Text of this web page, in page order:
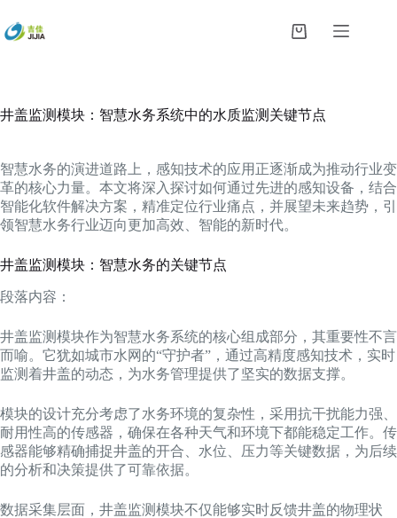
过
内
购
井盖监测模块：智慧水务系统中的水质监测关键节点
智慧水务的演进道路上，感知技术的应用正逐渐成为推动行业变
革的核心力量。本文将深入探讨如何通过先进的感知设备，结合
智能化软件解决方案，精准定位行业痛点，并展望未来趋势，引
领智慧水务行业迈向更加高效、智能的新时代。
井盖监测模块：智慧水务的关键节点
段落内容：
井盖监测模块作为智慧水务系统的核心组成部分，其重要性不言
而喻。它犹如城市水网的“守护者”，通过高精度感知技术，实时
监测着井盖的动态，为水务管理提供了坚实的数据支撑。
模块的设计充分考虑了水务环境的复杂性，采用抗干扰能力强、
耐用性高的传感器，确保在各种天气和环境下都能稳定工作。传
感器能够精确捕捉井盖的开合、水位、压力等关键数据，为后续
的分析和决策提供了可靠依据。
数据采集层面，井盖监测模块不仅能够实时反馈井盖的物理状